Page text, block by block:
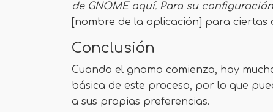
de GNOME aquí. Para su
[nombre de la aplicación] para ciertas
Conclusión
Cuando el gnomo comienza, hay
básica de este proceso, por lo que
a sus propias preferencias.